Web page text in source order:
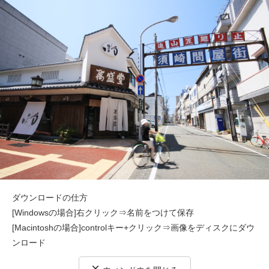
ダウンロードの仕方
[Windowsの場合]右クリック⇒名前をつけて保存
[Macintoshの場合]controlキー+クリック⇒画像をディスクにダウ
ンロード